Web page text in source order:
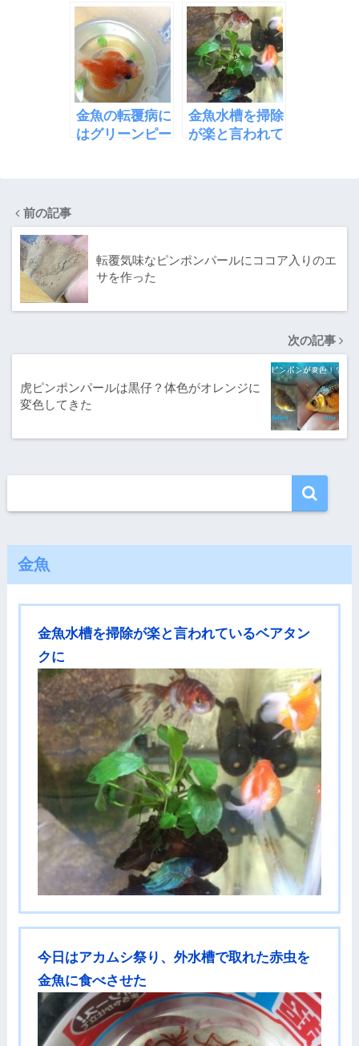
ンパールが転覆
病になった原因
1ヨーグルト入
りの餌を作った
おすすめできな
い理由
金魚の転覆病に
はグリーンピー
金魚水槽を掃除
が楽と言われて
前の記事
転覆気味なピンポンパールにココア入りのエ
サを作った
次の記事
虎ピンポンパールは黒仔？体色がオレンジに
変色してきた
金魚
金魚水槽を掃除が楽と言われているベアタン
クに
今日はアカムシ祭り、外水槽で取れた赤虫を
金魚に食べさせた